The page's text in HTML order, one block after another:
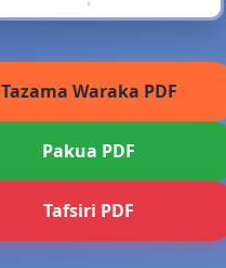
Tazama Waraka PDF
Pakua PDF
Tafsiri PDF